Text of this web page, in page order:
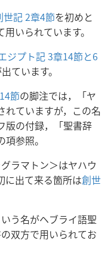
世記 2章4節を初めと
いられています。
ジプト記 3章14節と6
ています。
節の脚注では，「ヤ
れていますが，この名
版の付録，「聖書辞
参照。
ラマトン＞はヤハウ
に出て来る箇所は創世
う名がヘブライ語聖
双方で用いられてお